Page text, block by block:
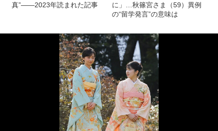
真”――2023年読まれた記事
に」…秋篠宮さま（59）異例
の“留学発言”の意味は